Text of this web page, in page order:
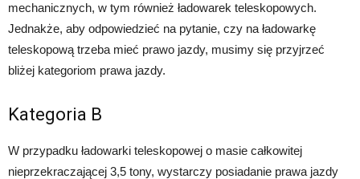
mechanicznych, w tym również ładowarek teleskopowych.
Jednakże, aby odpowiedzieć na pytanie, czy na ładowarkę
teleskopową trzeba mieć prawo jazdy, musimy się przyjrzeć
bliżej kategoriom prawa jazdy.
Kategoria B
W przypadku ładowarki teleskopowej o masie całkowitej
nieprzekraczającej 3,5 tony, wystarczy posiadanie prawa jazdy